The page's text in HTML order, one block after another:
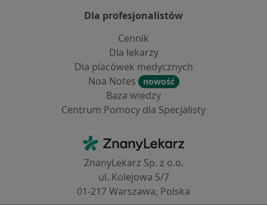
Dla profesjonalistów
Cennik
Dla lekarzy
Dla placówek medycznych
Noa Notes
nowość
Baza wiedzy
Centrum Pomocy dla Specjalisty
ZnanyLekarz - Strona główna
ZnanyLekarz Sp. z o.o.
ul. Kolejowa 5/7
01-217 Warszawa, Polska